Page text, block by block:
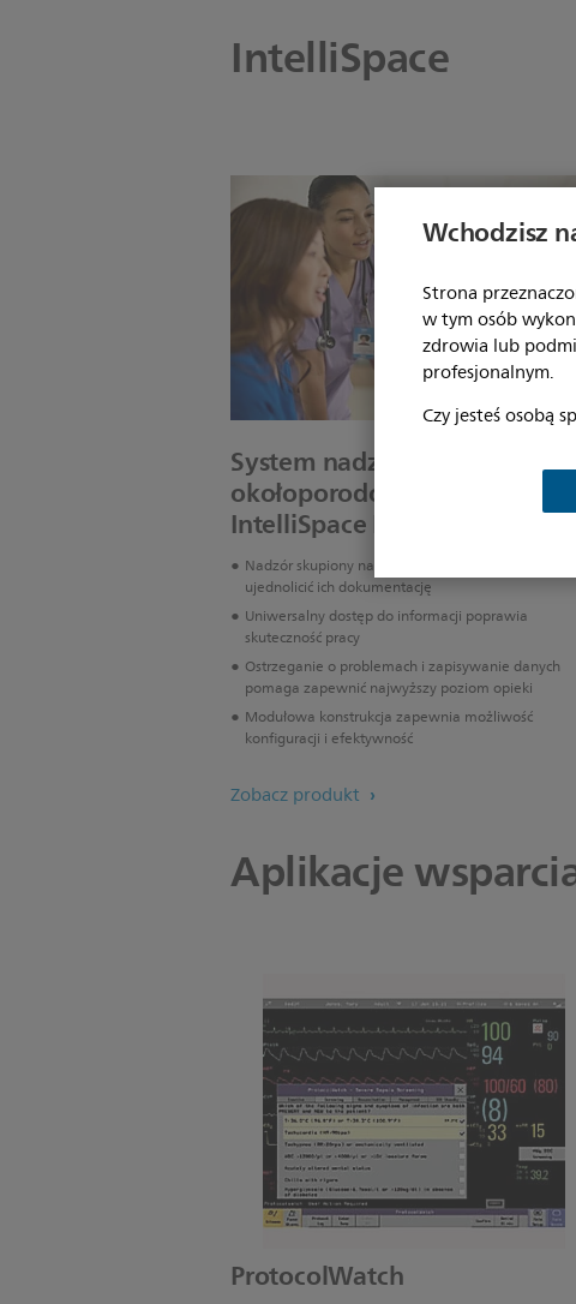
Wchodzisz
Strona
w tym osób
zdrowia lub
profesjonalnym.
Czy jesteś osobą
IntelliSpace
System nadzoru
okołoporodowego
IntelliSpace Perinatal
Nadzór skupiony na pacjentkach pozwala
ujednolicić ich dokumentację
Uniwersalny dostęp do informacji poprawia
skuteczność pracy
Ostrzeganie o problemach i zapisywanie danych
pomaga zapewnić najwyższy poziom opieki
Modułowa konstrukcja zapewnia możliwość
konfiguracji i efektywność
Zobacz produkt
Aplikacje
ProtocolWatch